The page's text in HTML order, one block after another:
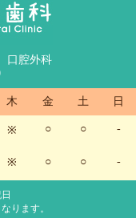
口腔外科
木 金 土 日
※ ○ ○ -
※ ○ ○ -
祝日
ります。